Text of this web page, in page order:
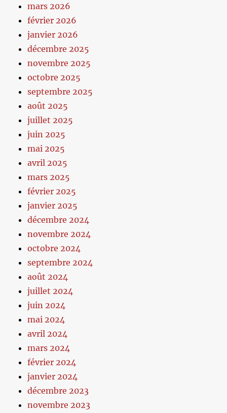
mars 2026
février 2026
janvier 2026
décembre 2025
novembre 2025
octobre 2025
septembre 2025
août 2025
juillet 2025
juin 2025
mai 2025
avril 2025
mars 2025
février 2025
janvier 2025
décembre 2024
novembre 2024
octobre 2024
septembre 2024
août 2024
juillet 2024
juin 2024
mai 2024
avril 2024
mars 2024
février 2024
janvier 2024
décembre 2023
novembre 2023